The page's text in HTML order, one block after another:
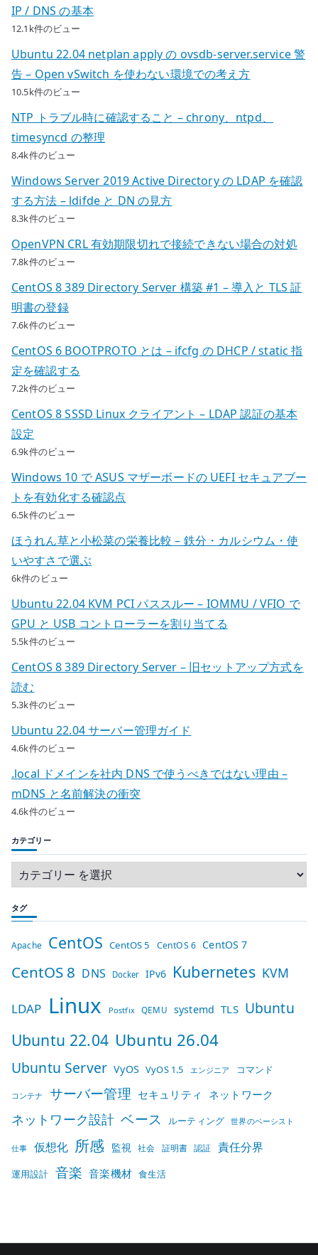
IP / DNS の基本
12.1k件のビュー
Ubuntu 22.04 netplan apply の ovsdb-server.service 警
告 – Open vSwitch を使わない環境での考え方
10.5k件のビュー
NTP トラブル時に確認すること – chrony、ntpd、
timesyncd の整理
8.4k件のビュー
Windows Server 2019 Active Directory の LDAP を確認
する方法 – ldifde と DN の見方
8.3k件のビュー
OpenVPN CRL 有効期限切れで接続できない場合の対処
7.8k件のビュー
CentOS 8 389 Directory Server 構築 #1 – 導入と TLS 証
明書の登録
7.6k件のビュー
CentOS 6 BOOTPROTO とは – ifcfg の DHCP / static 指
定を確認する
7.2k件のビュー
CentOS 8 SSSD Linux クライアント – LDAP 認証の基本
設定
6.9k件のビュー
Windows 10 で ASUS マザーボードの UEFI セキュアブー
トを有効化する確認点
6.5k件のビュー
ほうれん草と小松菜の栄養比較 – 鉄分・カルシウム・使
いやすさで選ぶ
6k件のビュー
Ubuntu 22.04 KVM PCI パススルー – IOMMU / VFIO で
GPU と USB コントローラーを割り当てる
5.5k件のビュー
CentOS 8 389 Directory Server – 旧セットアップ方式を
読む
5.3k件のビュー
Ubuntu 22.04 サーバー管理ガイド
4.6k件のビュー
.local ドメインを社内 DNS で使うべきではない理由 –
mDNS と名前解決の衝突
4.6k件のビュー
カテゴリー
タグ
Apache CentOS CentOS 5 CentOS 6 CentOS 7
CentOS 8 DNS Docker IPv6 Kubernetes KVM
LDAP Linux Postfix QEMU systemd TLS Ubuntu
Ubuntu 22.04 Ubuntu 26.04
Ubuntu Server VyOS VyOS 1.5 エンジニア コマンド
コンテナ サーバー管理 セキュリティ ネットワーク
ネットワーク設計 ベース ルーティング 世界のベーシスト
仕事 仮想化 所感 監視 社会 証明書 認証 責任分界
運用設計 音楽 音楽機材 食生活